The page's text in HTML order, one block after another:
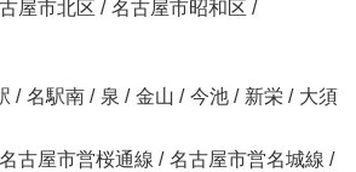
屋市北区 / 名古屋市昭和区 /
/ 名駅南 / 泉 / 金山 / 今池 / 新栄 / 大須
名古屋市営桜通線 / 名古屋市営名城線 /